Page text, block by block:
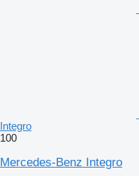
Integro
100
Mercedes-Benz Integro